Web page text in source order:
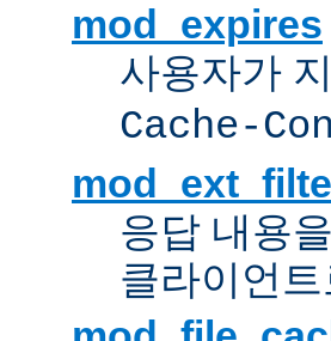
mod_expires
사용자가
Cache-
응답 내용
클라이언